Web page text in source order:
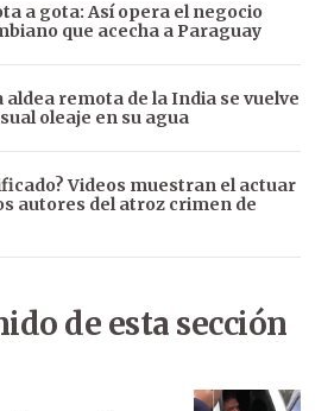
a gota: Así opera el negocio
que acecha a Paraguay
aldea remota de la India se vuelve
oleaje en su agua
Videos muestran el actuar
autores del atroz crimen de
de esta sección